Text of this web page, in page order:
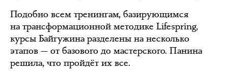
Подобно всем тренингам, базирующимся
на трансформационной методике Lifespring,
курсы Байгужина разделены на несколько
этапов — от базового до мастерского. Панина
решила, что пройдёт их все.